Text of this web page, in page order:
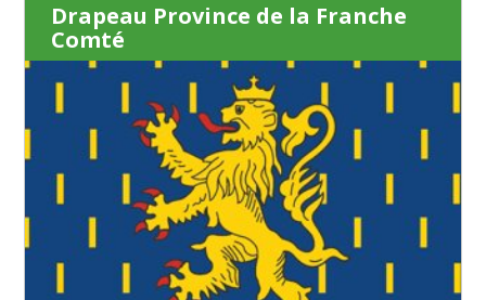
Drapeau Province de la Franche
Comté